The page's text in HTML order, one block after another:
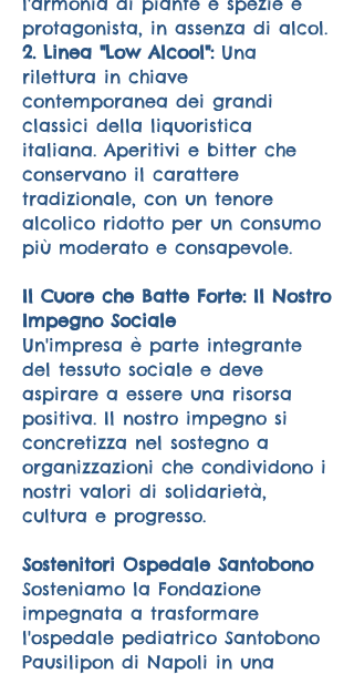
protagonista, in assenza di alcol.
2. Linea "Low Alcool": Una
rilettura in chiave
contemporanea dei grandi
classici della liquoristica
italiana. Aperitivi e bitter che
conservano il carattere
tradizionale, con un tenore
alcolico ridotto per un consumo
più moderato e consapevole.
Il Cuore che Batte Forte: Il Nostro
Impegno Sociale
Un'impresa è parte integrante
del tessuto sociale e deve
aspirare a essere una risorsa
positiva. Il nostro impegno si
concretizza nel sostegno a
organizzazioni che condividono i
nostri valori di solidarietà,
cultura e progresso.
Sostenitori Ospedale Santobono
Sosteniamo la Fondazione
impegnata a trasformare
l'ospedale pediatrico Santobono
Pausilipon di Napoli in una